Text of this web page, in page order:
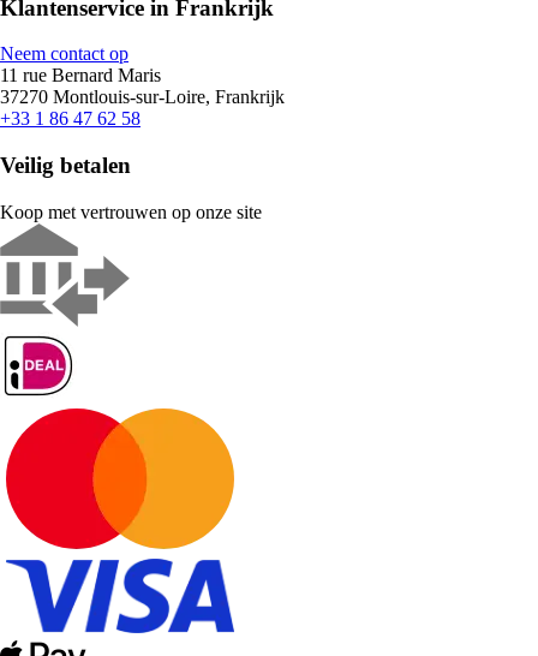
Klantenservice in Frankrijk
Neem contact op
11 rue Bernard Maris
37270 Montlouis-sur-Loire, Frankrijk
+33 1 86 47 62 58
Veilig betalen
Koop met vertrouwen op onze site